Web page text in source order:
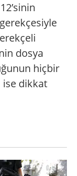
dosya
hiçbir
ise dikkat